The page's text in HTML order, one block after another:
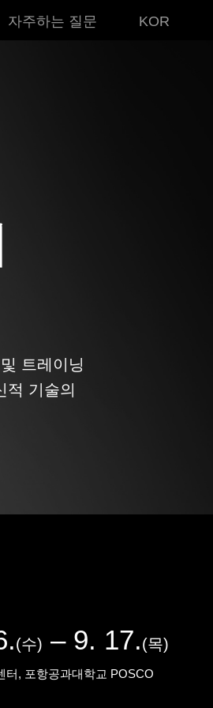
자주하는 질문 KOR
트레이닝
적 기술의
(수) – 9. 17.(목)
터, 포항공과대학교 POSCO